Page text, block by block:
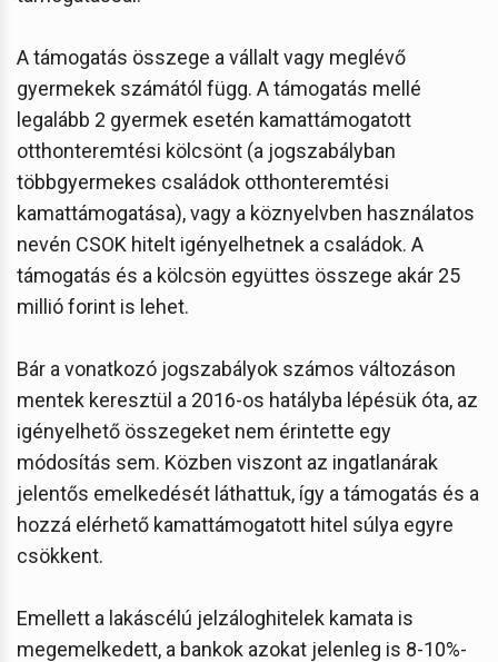
A támogatás összege a vállalt vagy meglévő
gyermekek számától függ. A támogatás mellé
legalább 2 gyermek esetén kamattámogatott
otthonteremtési kölcsönt (a jogszabályban
többgyermekes családok otthonteremtési
kamattámogatása), vagy a köznyelvben használatos
nevén CSOK hitelt igényelhetnek a családok. A
támogatás és a kölcsön együttes összege akár 25
millió forint is lehet.
Bár a vonatkozó jogszabályok számos változáson
mentek keresztül a 2016-os hatályba lépésük óta, az
igényelhető összegeket nem érintette egy
módosítás sem. Közben viszont az ingatlanárak
jelentős emelkedését láthattuk, így a támogatás és a
hozzá elérhető kamattámogatott hitel súlya egyre
csökkent.
Emellett a lakáscélú jelzáloghitelek kamata is
megemelkedett, a bankok azokat jelenleg is 8-10%-